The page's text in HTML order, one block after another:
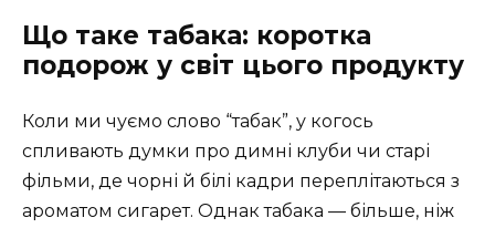
Що таке табака: коротка
подорож у світ цього продукту
Коли ми чуємо слово “табак”, у когось
спливають думки про димні клуби чи старі
фільми, де чорні й білі кадри переплітаються з
ароматом сигарет. Однак табака — більше, ніж